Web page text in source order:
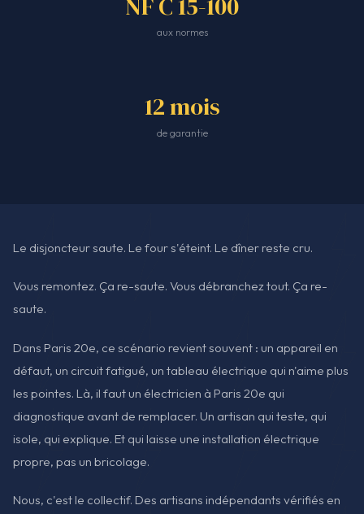
aux normes
12 mois
de garantie
Le disjoncteur saute. Le four s'éteint. Le dîner reste cru.
Vous remontez. Ça re-saute. Vous débranchez tout. Ça re-
saute.
Dans Paris 20e, ce scénario revient souvent : un appareil en
défaut, un circuit fatigué, un tableau électrique qui n'aime plus
les pointes. Là, il faut un électricien à Paris 20e qui
diagnostique avant de remplacer. Un artisan qui teste, qui
isole, qui explique. Et qui laisse une installation électrique
propre, pas un bricolage.
Nous, c'est le collectif. Des artisans indépendants vérifiés en